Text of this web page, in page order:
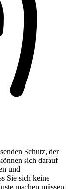
Schutz, der
sich darauf
und
Sie sich keine
machen müssen.